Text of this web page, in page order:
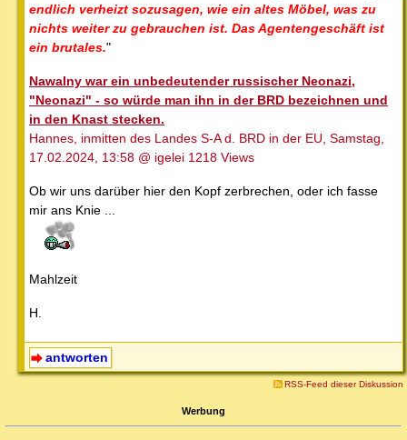
endlich verheizt sozusagen, wie ein altes Möbel, was zu
nichts weiter zu gebrauchen ist. Das Agentengeschäft ist
ein brutales."
Nawalny war ein unbedeutender russischer Neonazi,
"Neonazi" - so würde man ihn in der BRD bezeichnen und
in den Knast stecken.
Hannes, inmitten des Landes S-A d. BRD in der EU, Samstag,
17.02.2024, 13:58 @ igelei 1218 Views
Ob wir uns darüber hier den Kopf zerbrechen, oder ich fasse
mir ans Knie ...
Mahlzeit
H.
antworten
RSS-Feed dieser Diskussion
Werbung